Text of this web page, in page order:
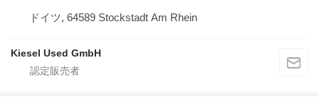
ドイツ, 64589 Stockstadt Am Rhein
Kiesel Used GmbH